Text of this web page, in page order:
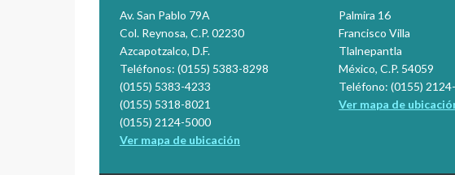
Av. San Pablo 79A
Col. Reynosa, C.P. 02230
Azcapotzalco, D.F.
Teléfonos: (0155) 5383-8298
(0155) 5383-4233
(0155) 5318-8021
(0155) 2124-5000
Ver mapa de ubicación
Palmira 16
Francisco Villa
Tlalnepantla
México, C.P. 54059
Teléfono: (0155)
Ver mapa de